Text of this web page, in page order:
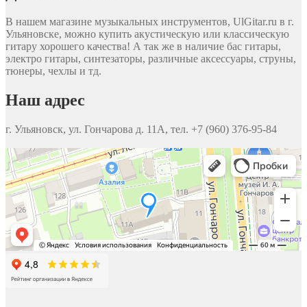
В нашем магазине музыкальных инструментов, UlGitar.ru в г.
Ульяновске, можно купить акустическую или классическую
гитару хорошего качества! А так же в наличие бас гитары,
электро гитары, синтезаторы, различные аксессуары, струны,
тюнеры, чехлы и тд.
Наш адрес
г. Ульяновск, ул. Гончарова д. 11А, тел. +7 (960) 376-95-84